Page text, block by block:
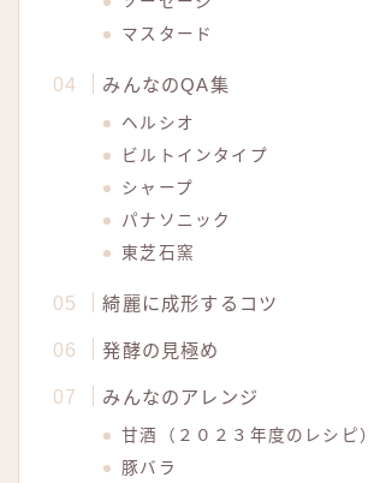
マスタード
みんなのQA集
ヘルシオ
ビルトインタイプ
シャープ
パナソニック
東芝石窯
綺麗に成形するコツ
発酵の見極め
みんなのアレンジ
甘酒（２０２３年度のレシピ）
豚バラ